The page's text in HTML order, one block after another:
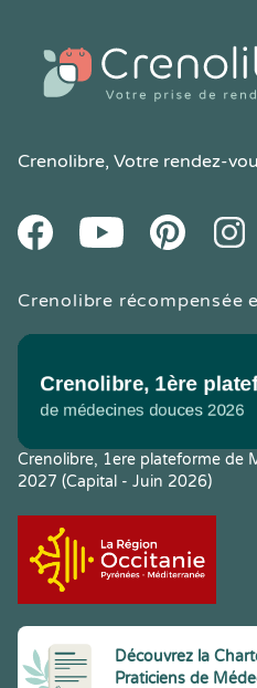
Crenolibre, Votre rendez-
FacebookYoutube Pintereset
Crenolibre récompensée
Crenolibre, 1ere plateforme de
2027 (Capital - Juin 2026)
Découvrez la
Praticiens de